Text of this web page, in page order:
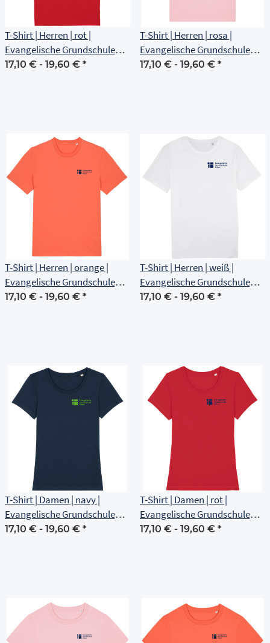
T-Shirt | Herren | rot |
Evangelische Grundschule
Erfurt
17,10 € - 19,60 € *
T-Shirt | Herren | rosa |
Evangelische Grundschule
Erfurt
17,10 € - 19,60 € *
T-Shirt | Herren | orange |
Evangelische Grundschule
Erfurt
17,10 € - 19,60 € *
T-Shirt | Herren | weiß |
Evangelische Grundschule
Erfurt
17,10 € - 19,60 € *
T-Shirt | Damen | navy |
Evangelische Grundschule
Erfurt
17,10 € - 19,60 € *
T-Shirt | Damen | rot |
Evangelische Grundschule
Erfurt
17,10 € - 19,60 € *